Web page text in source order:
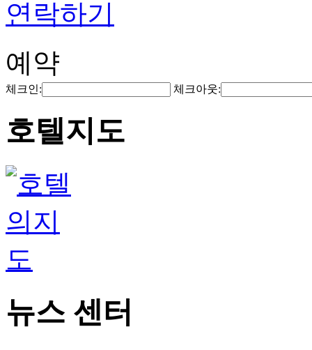
연락하기
예약
체크인: 체크아웃:
호텔지도
뉴스 센터